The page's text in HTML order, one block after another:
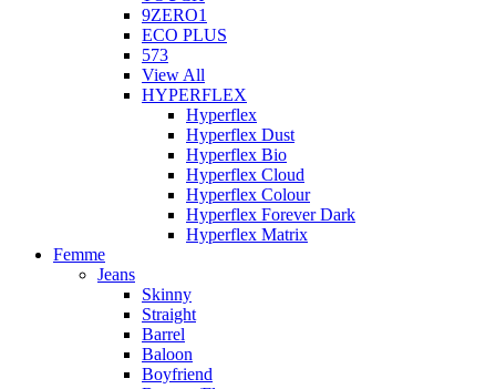
9ZERO1
ECO PLUS
573
View All
HYPERFLEX
Hyperflex
Hyperflex Dust
Hyperflex Bio
Hyperflex Cloud
Hyperflex Colour
Hyperflex Forever Dark
Hyperflex Matrix
Femme
Jeans
Skinny
Straight
Barrel
Baloon
Boyfriend